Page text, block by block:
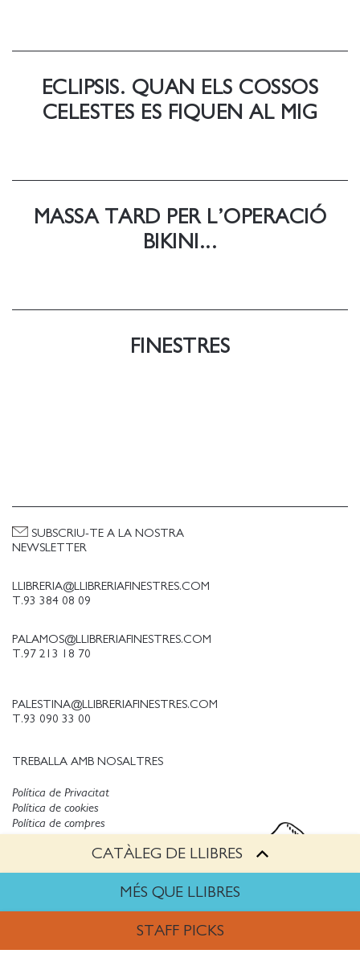
CATÀLEG DE LLIBRES
MÉS QUE LLIBRES
STAFF PICKS
ECLIPSIS. QUAN ELS COSSOS
CELESTES ES FIQUEN AL MIG
MASSA TARD PER L’OPERACIÓ
BIKINI...
FINESTRES
LLIBRERIA@LLIBRERIAFINESTRES.COM
T.93 384 08 09
PALAMOS@LLIBRERIAFINESTRES.COM
T.97 213 18 70
PALESTINA@LLIBRERIAFINESTRES.COM
T.93 090 33 00
TREBALLA AMB NOSALTRES
SUBSCRIU-TE A LA NOSTRA
NEWSLETTER
Política de Privacitat
Política de cookies
Avís legal
Política de compres
Copyright © Finestres